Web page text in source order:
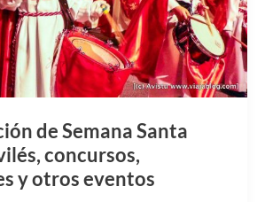
de Semana Santa
concursos,
y otros eventos